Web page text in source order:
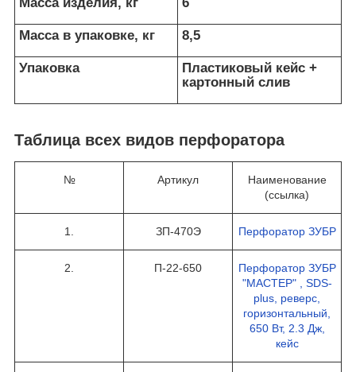
Масса в упаковке, кг 8,5
Упаковка
Пластиковый кейс +
картонный слив
Таблица всех видов перфоратора
№ Артикул
Наименование
(ссылка)
1. ЗП-470Э Перфоратор ЗУБР
2. П-22-650
Перфоратор ЗУБР
"МАСТЕР" , SDS-
plus, реверс,
горизонтальный,
650 Вт, 2.3 Дж,
кейс